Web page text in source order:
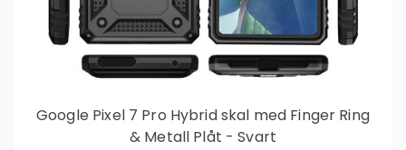
Google Pixel 7 Pro Hybrid skal med Finger Ring
& Metall Plåt - Svart